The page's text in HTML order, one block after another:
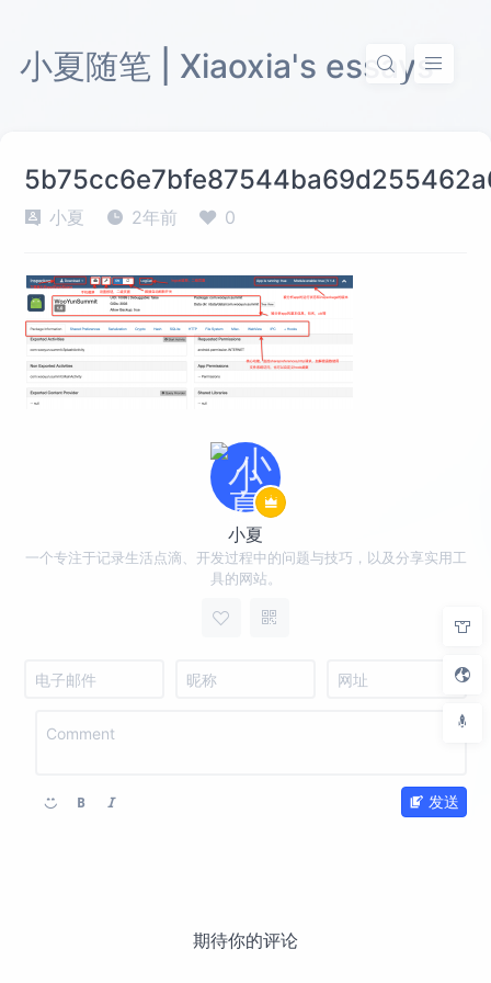
小夏随笔 | Xiaoxia's essays
小夏 2年前 0
小夏
一个专注于记录生活点滴、开发过程中的问题与技巧，以及分享实用工
具的网站。
发送
期待你的评论